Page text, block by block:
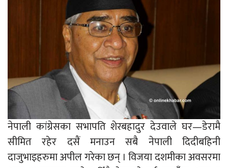
नेपाली कांग्रेसका सभापति शेरबहादुर देउवाले घर—डेरामै
सीमित रहेर दसैं मनाउन सबै नेपाली दिदीबहिनी
दाजुभाइहरुमा अपील गरेका छन् । विजया दशमीका अवसरमा